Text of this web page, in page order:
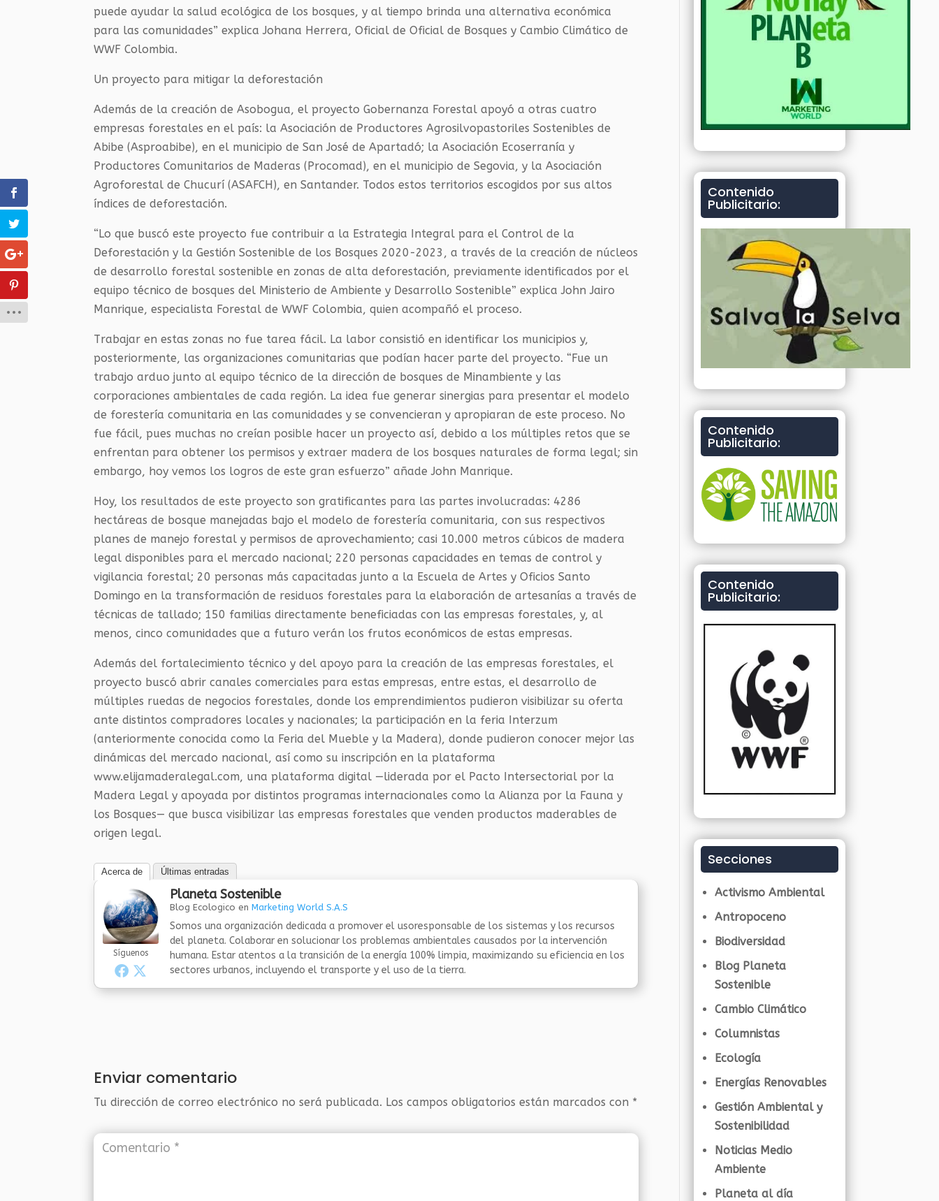
puede ayudar la salud ecológica de los bosques, y al tiempo brinda una alternativa económica
para las comunidades” explica Johana Herrera, Oficial de Oficial de Bosques y Cambio Climático de
WWF Colombia.
Un proyecto para mitigar la deforestación
Además de la creación de Asobogua, el proyecto Gobernanza Forestal apoyó a otras cuatro
empresas forestales en el país: la Asociación de Productores Agrosilvopastoriles Sostenibles de
Abibe (Asproabibe), en el municipio de San José de Apartadó; la Asociación Ecoserranía y
Productores Comunitarios de Maderas (Procomad), en el municipio de Segovia, y la Asociación
Agroforestal de Chucurí (ASAFCH), en Santander. Todos estos territorios escogidos por sus altos
índices de deforestación.
“Lo que buscó este proyecto fue contribuir a la Estrategia Integral para el Control de la
Deforestación y la Gestión Sostenible de los Bosques 2020-2023, a través de la creación de núcleos
de desarrollo forestal sostenible en zonas de alta deforestación, previamente identificados por el
equipo técnico de bosques del Ministerio de Ambiente y Desarrollo Sostenible” explica John Jairo
Manrique, especialista Forestal de WWF Colombia, quien acompañó el proceso.
Trabajar en estas zonas no fue tarea fácil. La labor consistió en identificar los municipios y,
posteriormente, las organizaciones comunitarias que podían hacer parte del proyecto. “Fue un
trabajo arduo junto al equipo técnico de la dirección de bosques de Minambiente y las
corporaciones ambientales de cada región. La idea fue generar sinergias para presentar el modelo
de forestería comunitaria en las comunidades y se convencieran y apropiaran de este proceso. No
fue fácil, pues muchas no creían posible hacer un proyecto así, debido a los múltiples retos que se
enfrentan para obtener los permisos y extraer madera de los bosques naturales de forma legal; sin
embargo, hoy vemos los logros de este gran esfuerzo” añade John Manrique.
Hoy, los resultados de este proyecto son gratificantes para las partes involucradas: 4286
hectáreas de bosque manejadas bajo el modelo de forestería comunitaria, con sus respectivos
planes de manejo forestal y permisos de aprovechamiento; casi 10.000 metros cúbicos de madera
legal disponibles para el mercado nacional; 220 personas capacidades en temas de control y
vigilancia forestal; 20 personas más capacitadas junto a la Escuela de Artes y Oficios Santo
Domingo en la transformación de residuos forestales para la elaboración de artesanías a través de
técnicas de tallado; 150 familias directamente beneficiadas con las empresas forestales, y, al
menos, cinco comunidades que a futuro verán los frutos económicos de estas empresas.
Además del fortalecimiento técnico y del apoyo para la creación de las empresas forestales, el
proyecto buscó abrir canales comerciales para estas empresas, entre estas, el desarrollo de
múltiples ruedas de negocios forestales, donde los emprendimientos pudieron visibilizar su oferta
ante distintos compradores locales y nacionales; la participación en la feria Interzum
(anteriormente conocida como la Feria del Mueble y la Madera), donde pudieron conocer mejor las
dinámicas del mercado nacional, así como su inscripción en la plataforma
www.elijamaderalegal.com, una plataforma digital —liderada por el Pacto Intersectorial por la
Madera Legal y apoyada por distintos programas internacionales como la Alianza por la Fauna y
los Bosques— que busca visibilizar las empresas forestales que venden productos maderables de
origen legal.
Acerca de Últimas entradas
Síguenos
Planeta Sostenible
Blog Ecologico enMarketing World S.A.S
Somos una organización dedicada a promover el usoresponsable de los sistemas y los recursos
del planeta. Colaborar en solucionar los problemas ambientales causados por la intervención
humana. Estar atentos a la transición de la energía 100% limpia, maximizando su eficiencia en los
sectores urbanos, incluyendo el transporte y el uso de la tierra.
Enviar comentario
Tu dirección de correo electrónico no será publicada. Los campos obligatorios están marcados con *
Contenido
Publicitario:
Contenido
Publicitario:
Contenido
Publicitario:
Secciones
Activismo Ambiental
Antropoceno
Biodiversidad
Blog Planeta
Sostenible
Cambio Climático
Columnistas
Ecología
Energías Renovables
Gestión Ambiental y
Sostenibilidad
Noticias Medio
Ambiente
Planeta al día